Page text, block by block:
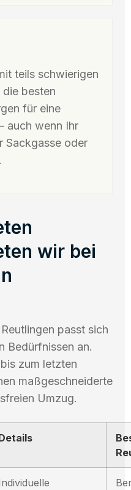
teils schwierigen
besten
für eine
auch wenn Ihr
Sackgasse oder
wir bei
passt sich
Bedürfnissen an.
zum letzten
maßgeschneiderte
Umzug.